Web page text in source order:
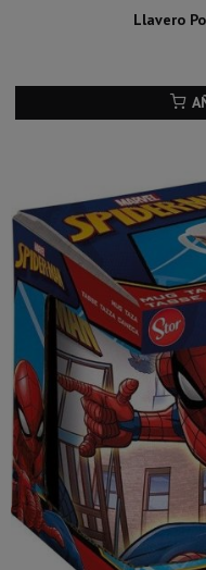
Llavero